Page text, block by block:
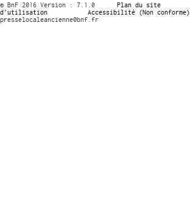
© BnF 2016 Version : 7.1.0 Plan du site
d’utilisation
Accessibilité (Non conforme)
presselocaleancienne@bnf.fr